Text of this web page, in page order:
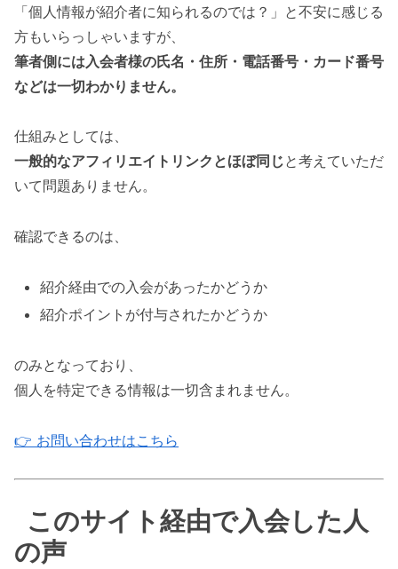
「個人情報が紹介者に知られるのでは？」と不安に感じる
方もいらっしゃいますが、
筆者側には入会者様の氏名・住所・電話番号・カード番号
などは一切わかりません。
仕組みとしては、
一般的なアフィリエイトリンクとほぼ同じと考えていただ
いて問題ありません。
確認できるのは、
紹介経由での入会があったかどうか
紹介ポイントが付与されたかどうか
のみとなっており、
個人を特定できる情報は一切含まれません。
👉 お問い合わせはこちら
このサイト経由で入会した人
の声